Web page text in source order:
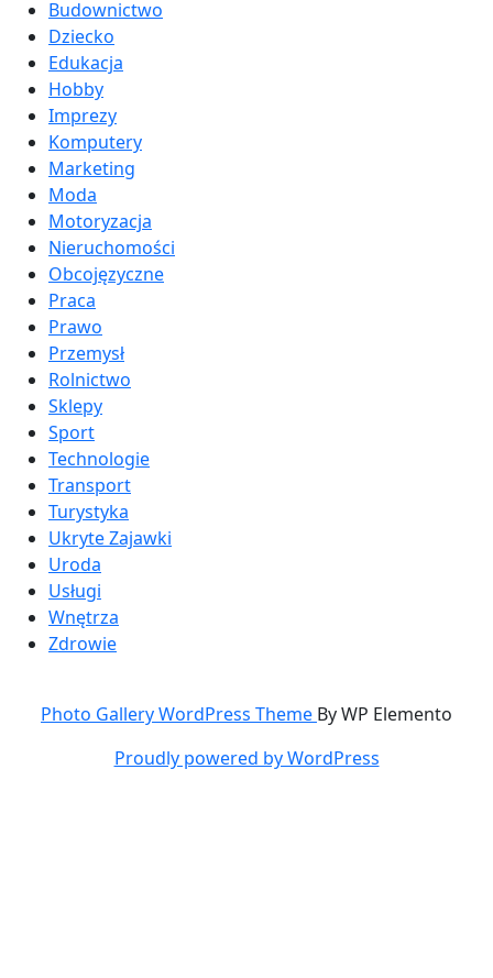
Budownictwo
Dziecko
Edukacja
Hobby
Imprezy
Komputery
Marketing
Moda
Motoryzacja
Nieruchomości
Obcojęzyczne
Praca
Prawo
Przemysł
Rolnictwo
Sklepy
Sport
Technologie
Transport
Turystyka
Ukryte Zajawki
Uroda
Usługi
Wnętrza
Zdrowie
Photo Gallery WordPress Theme By WP Elemento
Proudly powered by WordPress